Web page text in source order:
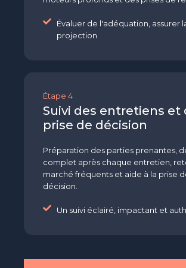
Évaluer de l'adéquation, assurer
projection
Étape 4
Suivi des entretiens et
prise de décision
Préparation des parties prenantes,
complet après chaque entretien,
marché fréquents et aide à la prise
décision.
Un suivi éclairé, impactant et